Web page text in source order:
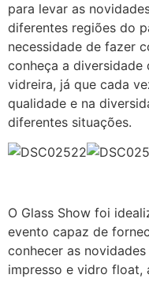
para levar as
diferentes regiões do
necessidade de fazer
conheça a
vidreira, já que cada
qualidade e na
diferentes situações.
O Glass Show foi
evento capaz de
conhecer as
impresso e vidro float,